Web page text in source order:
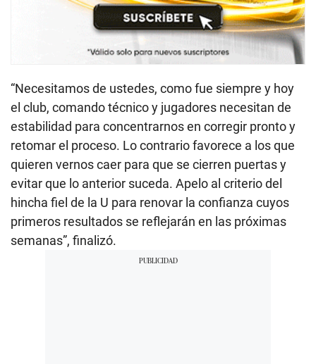
“Necesitamos de ustedes, como fue siempre y hoy
el club, comando técnico y jugadores necesitan de
estabilidad para concentrarnos en corregir pronto y
retomar el proceso. Lo contrario favorece a los que
quieren vernos caer para que se cierren puertas y
evitar que lo anterior suceda. Apelo al criterio del
hincha fiel de la U para renovar la confianza cuyos
primeros resultados se reflejarán en las próximas
semanas”, finalizó.